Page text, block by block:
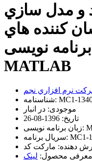
و مدل سازي
کننده هاي
نویسی
MATLAB
نرم افزاري نجم
شناسنامه: MC1-
موجودی: در انبار
تاریخ: 1396-08-26
زبان برنامه نویسی:
سریال برنامه: MC1-
دهنده: مارکت کد
معرفی محصول: لینک